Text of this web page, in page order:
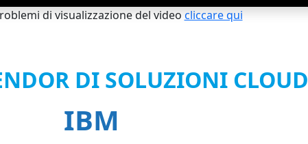
di visualizzazione del video cliccare qui
DI SOLUZIONI CLOUD
IBM